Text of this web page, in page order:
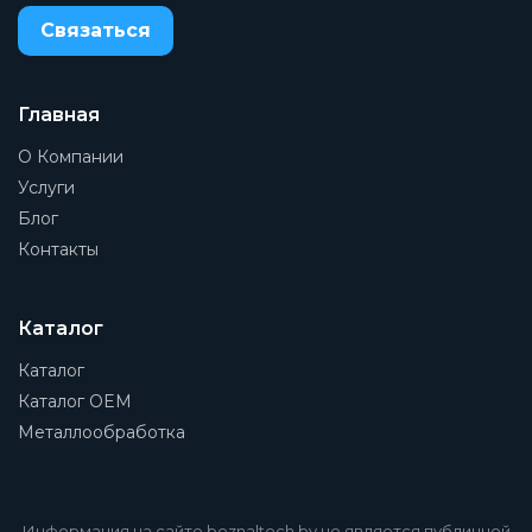
Максимальный момент Mz
1,5 Нм
нагрузки, горизонтальной
Ориентировочное значение полезной
12 кг
Любое
Резьба на штоке
M8
Связаться
Главная
О Компании
Услуги
Блог
Контакты
Каталог
Каталог
Каталог OEM
Металлообработка